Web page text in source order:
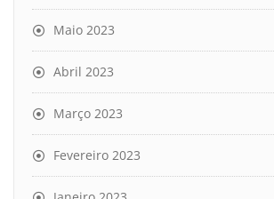
Maio 2023
Abril 2023
Março 2023
Fevereiro 2023